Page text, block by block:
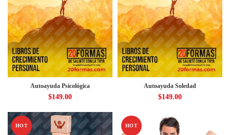
Autoayuda Psicológica
$149.00
Autoayuda Soledad
$149.00
HOT HOT